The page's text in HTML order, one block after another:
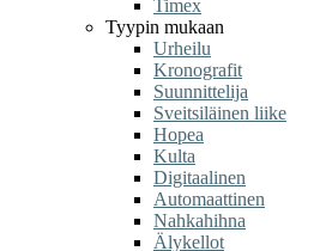
Timex
Tyypin mukaan
Urheilu
Kronografit
Suunnittelija
Sveitsiläinen liike
Hopea
Kulta
Digitaalinen
Automaattinen
Nahkahihna
Älykellot